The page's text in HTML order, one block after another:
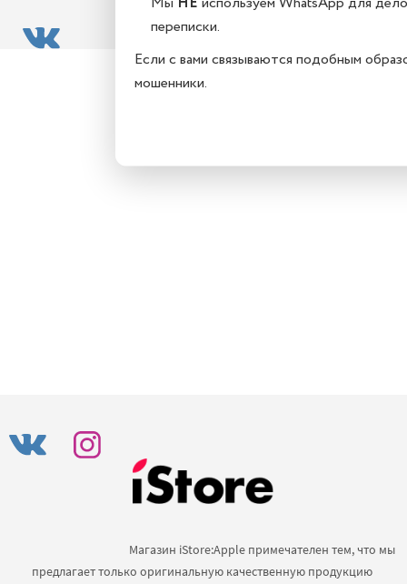
предлагает только оригинальную качественную продукцию
переписки.
Если с вами связываются подобным
мошенники.